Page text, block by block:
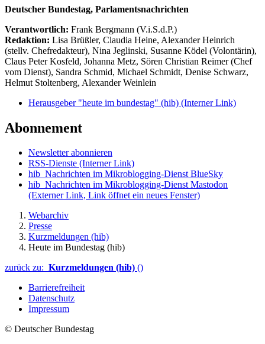
Deutscher Bundestag, Parlamentsnachrichten
Verantwortlich: Frank Bergmann (V.i.S.d.P.)
Redaktion: Lisa Brüßler, Claudia Heine, Alexander Heinrich
(stellv. Chefredakteur), Nina Jeglinski, Susanne Ködel (Volontärin),
Claus Peter Kosfeld, Johanna Metz, Sören Christian Reimer (Chef
vom Dienst), Sandra Schmid, Michael Schmidt, Denise Schwarz,
Helmut Stoltenberg, Alexander Weinlein
Herausgeber "heute im bundestag" (hib) (Interner Link)
Abonnement
Newsletter abonnieren
RSS-Dienste (Interner Link)
hib_Nachrichten im Mikroblogging-Dienst BlueSky
hib_Nachrichten im Mikroblogging-Dienst Mastodon
(Externer Link, Link öffnet ein neues Fenster)
Webarchiv
Presse
Kurzmeldungen (hib)
Heute im Bundestag (hib)
zurück zu: Kurzmeldungen (hib) ()
Barrierefreiheit
Datenschutz
Impressum
© Deutscher Bundestag